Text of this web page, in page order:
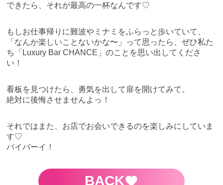
できたら、それが最高の一杯なんです♡
もしお仕事帰りに難波やミナミをふらっと歩いていて、
「なんか楽しいことないかな〜」って思ったら、ぜひ私た
ち「Luxury Bar CHANCE」のことを思い出してくださ
い！
看板を見つけたら、勇気を出して扉を開けてみて。
絶対に後悔させませんよっ！
それではまた、お店でお会いできるのを楽しみにしていま
す♡
バイバーイ！
BACK